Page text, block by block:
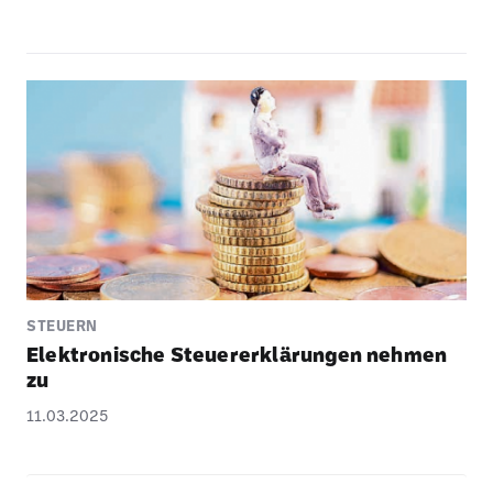
STEUERN
Elek­tro­ni­sche Steu­er­erklä­rungen nehmen
zu
11.03.2025